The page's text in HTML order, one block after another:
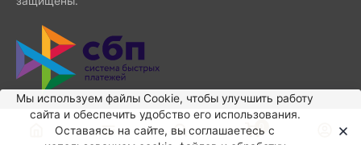
Мы используем файлы Сookie, чтобы улучшить работу
сайта и обеспечить удобство его использования.
Оставаясь на сайте, вы соглашаетесь с
0